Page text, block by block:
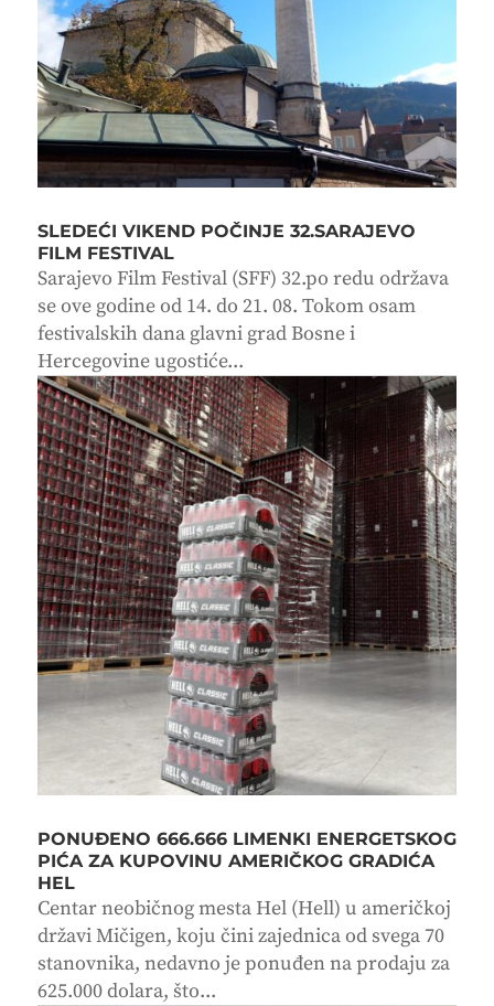
SLEDEĆI VIKEND POČINJE 32.SARAJEVO
FILM FESTIVAL
Sarajevo Film Festival (SFF) 32.po redu održava
se ove godine od 14. do 21. 08. Tokom osam
festivalskih dana glavni grad Bosne i
Hercegovine ugostiće...
PONUĐENO 666.666 LIMENKI ENERGETSKOG
PIĆA ZA KUPOVINU AMERIČKOG GRADIĆA
HEL
Centar neobičnog mesta Hel (Hell) u američkoj
državi Mičigen, koju čini zajednica od svega 70
stanovnika, nedavno je ponuđen na prodaju za
625.000 dolara, što...